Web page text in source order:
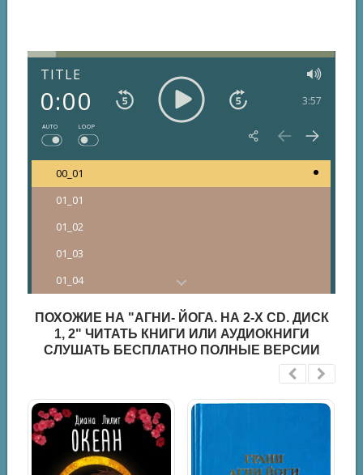
TITLE
0:00 3:57
AUTO LOOP
00_01
01_01
01_02
01_03
01_04
01_06
01_09
01_10
02_01
ПОХОЖИЕ НА "АГНИ- ЙОГА. НА 2-Х CD. ДИСК
1, 2" ЧИТАТЬ КНИГИ ИЛИ АУДИОКНИГИ
СЛУШАТЬ БЕСПЛАТНО ПОЛНЫЕ ВЕРСИИ